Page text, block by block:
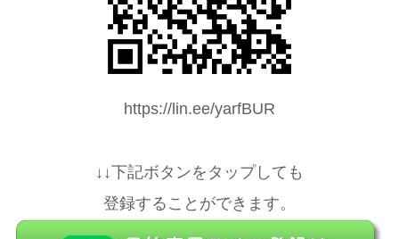
https://lin.ee/yarfBUR
↓↓下記ボタンをタップしても
登録することができます。